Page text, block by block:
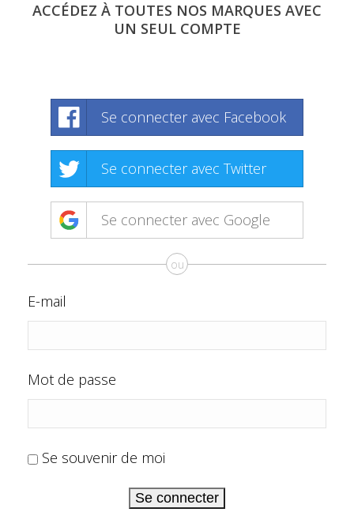
ACCÉDEZ À TOUTES NOS MARQUES AVEC
UN SEUL COMPTE
Se connecter avec Facebook
Se connecter avec Twitter
Se connecter avec Google
ou
E-mail
Mot de passe
Se souvenir de moi
Se connecter